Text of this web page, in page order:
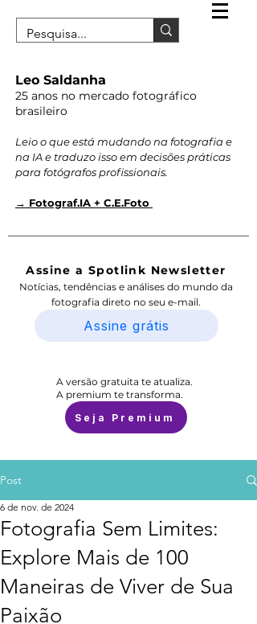
Leo Saldanha
25 anos no mercado fotográfico
brasileiro
Leio o que está mudando na fotografia e
na IA e traduzo isso em decisões práticas
para fotógrafos profissionais.
→ Fotograf.IA + C.E.Foto
Assine a Spotlink Newsletter
Notícias, tendências e análises do mundo da
fotografia direto no seu e-mail.
Assine grátis
A versão gratuita te atualiza.
A premium te transforma.
Seja Premium
Post
Fotografia Sem Limites:
Explore Mais de 100
Maneiras de Viver de Sua
Paixão
6 de nov. de 2024